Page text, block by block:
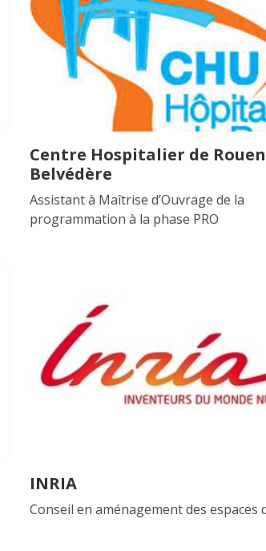
Centre Hospitalier de
Belvédère
Assistant à Maîtrise d’Ouvrage de la
programmation à la phase PRO
INRIA
Conseil en aménagement des espaces